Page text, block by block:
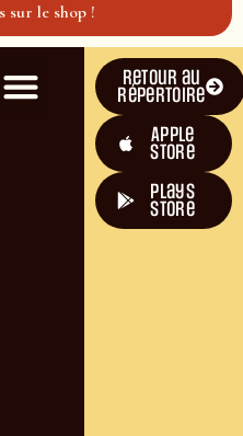
sur le shop !
Retour au
répertoire
Apple
Store
plays
store